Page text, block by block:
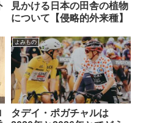
見かける日本の田舎の植物
について【侵略的外来種】
よみもの
タデイ・ポガチャルは